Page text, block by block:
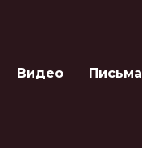
Видео Письма